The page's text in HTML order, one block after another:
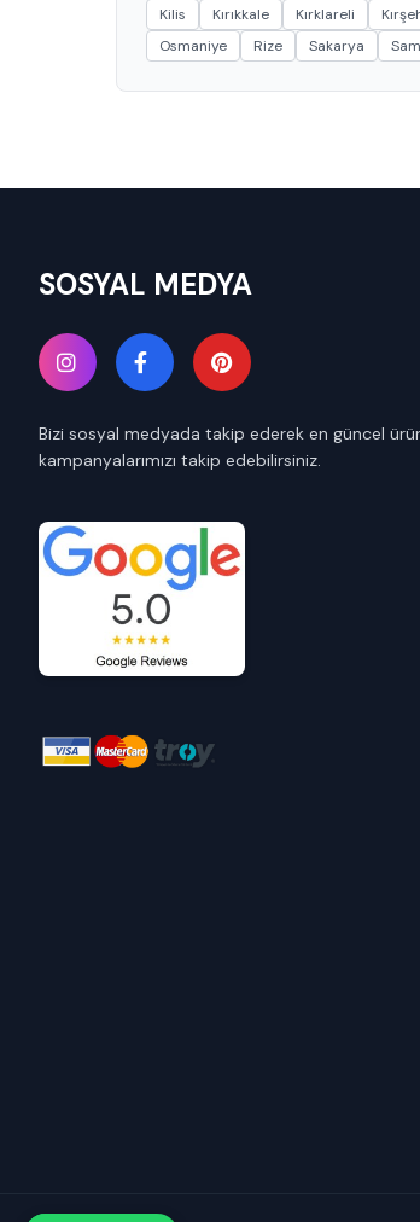
Kilis
Kırıkkale Kırklareli
Osmaniye
Rize Sakarya
SOSYAL MEDYA
Bizi sosyal medyada takip ederek en güncel
kampanyalarımızı takip edebilirsiniz.